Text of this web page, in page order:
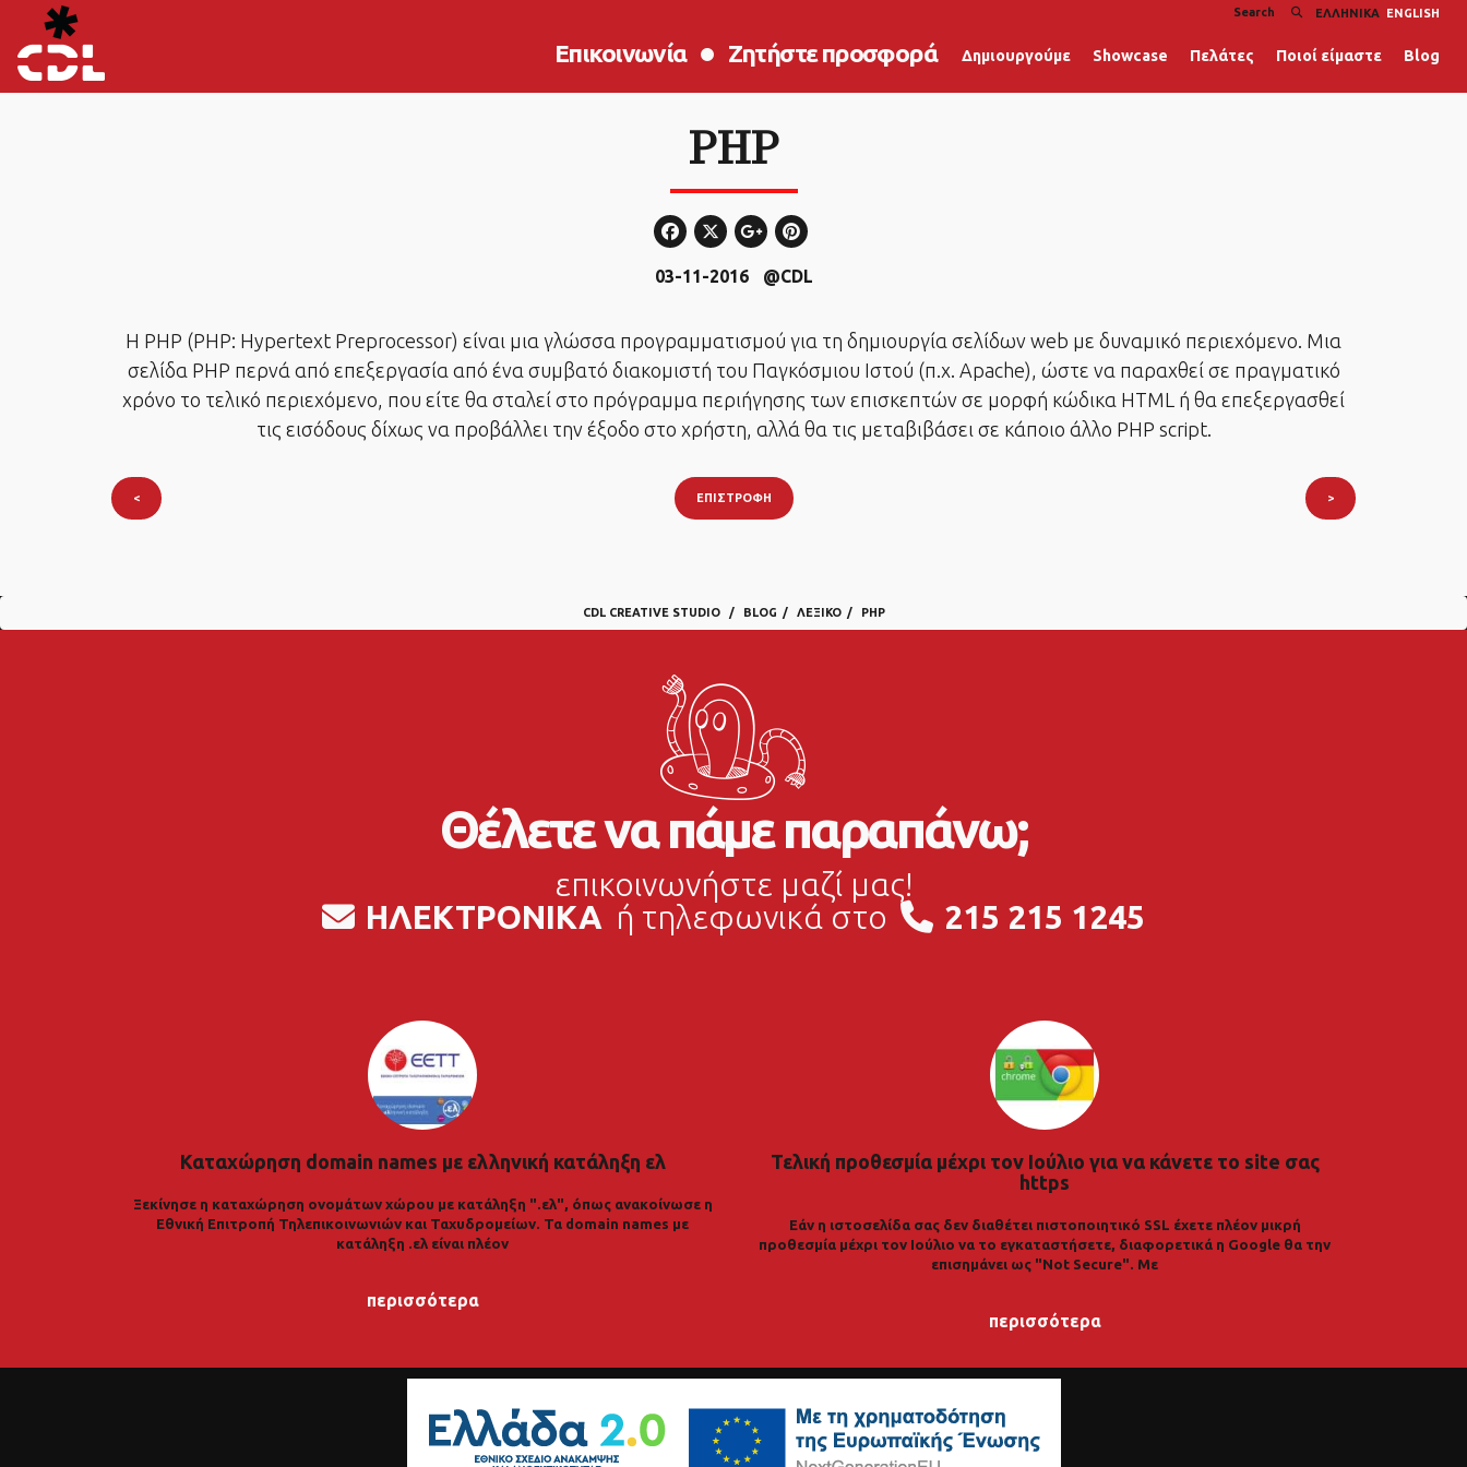
ΕΛΛΗΝΙΚΆ ENGLISH
Επικοινωνία Ζητήστε προσφορά Δημιουργούμε Showcase Πελάτες Ποιοί είμαστε Blog
PHP
03-11-2016 @CDL
H PHP (PHP: Hypertext Preprocessor) είναι μια γλώσσα προγραμματισμού για τη δημιουργία σελίδων web με δυναμικό περιεχόμενο. Μια
σελίδα PHP περνά από επεξεργασία από ένα συμβατό διακομιστή του Παγκόσμιου Ιστού (π.χ. Apache), ώστε να παραχθεί σε πραγματικό
χρόνο το τελικό περιεχόμενο, που είτε θα σταλεί στο πρόγραμμα περιήγησης των επισκεπτών σε μορφή κώδικα HTML ή θα επεξεργασθεί
τις εισόδους δίχως να προβάλλει την έξοδο στο χρήστη, αλλά θα τις μεταβιβάσει σε κάποιο άλλο PHP script.
< ΕΠΙΣΤΡΟΦΉ >
CDL CREATIVE STUDIO BLOG ΛΕΞΙΚΌ PHP
Θέλετε να πάμε παραπάνω;
επικοινωνήστε μαζί μας!
ΗΛΕΚΤΡΟΝΙΚΑ ή τηλεφωνικά στο 215 215 1245
Καταχώρηση domain names με ελληνική κατάληξη ελ
Ξεκίνησε η καταχώρηση ονομάτων χώρου με κατάληξη ".ελ", όπως ανακοίνωσε η
Εθνική Επιτροπή Τηλεπικοινωνιών και Ταχυδρομείων. Τα domain names με
κατάληξη .ελ είναι πλέον
περισσότερα
Τελική προθεσμία μέχρι τον Ιούλιο για να κάνετε το site σας
https
Εάν η ιστοσελίδα σας δεν διαθέτει πιστοποιητικό SSL έχετε πλέον μικρή
προθεσμία μέχρι τον Ιούλιο να το εγκαταστήσετε, διαφορετικά η Google θα την
επισημάνει ως "Not Secure". Με
περισσότερα